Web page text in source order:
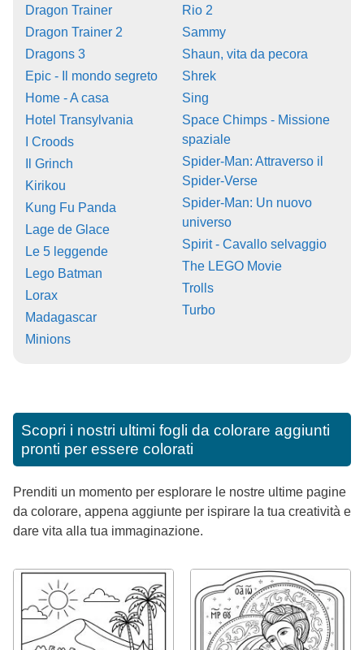
Dragon Trainer
Dragon Trainer 2
Dragons 3
Epic - Il mondo segreto
Home - A casa
Hotel Transylvania
I Croods
Il Grinch
Kirikou
Kung Fu Panda
Lage de Glace
Le 5 leggende
Lego Batman
Lorax
Madagascar
Minions
Rio 2
Sammy
Shaun, vita da pecora
Shrek
Sing
Space Chimps - Missione
spaziale
Spider-Man: Attraverso il
Spider-Verse
Spider-Man: Un nuovo
universo
Spirit - Cavallo selvaggio
The LEGO Movie
Trolls
Turbo
Scopri i nostri ultimi fogli da colorare aggiunti
pronti per essere colorati
Prenditi un momento per esplorare le nostre ultime pagine
da colorare, appena aggiunte per ispirare la tua creatività e
dare vita alla tua immaginazione.